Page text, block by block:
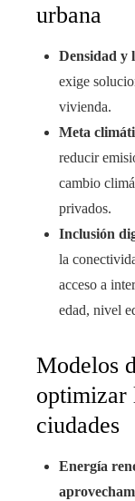
urbana
Densidad y
exige
vivienda.
Meta
reducir
cambio
privados.
Inclusión
la
acceso a
edad, nivel
Modelos
optimizar
ciudades
Energía